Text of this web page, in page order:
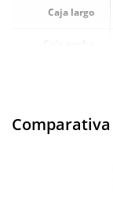
Caja largo